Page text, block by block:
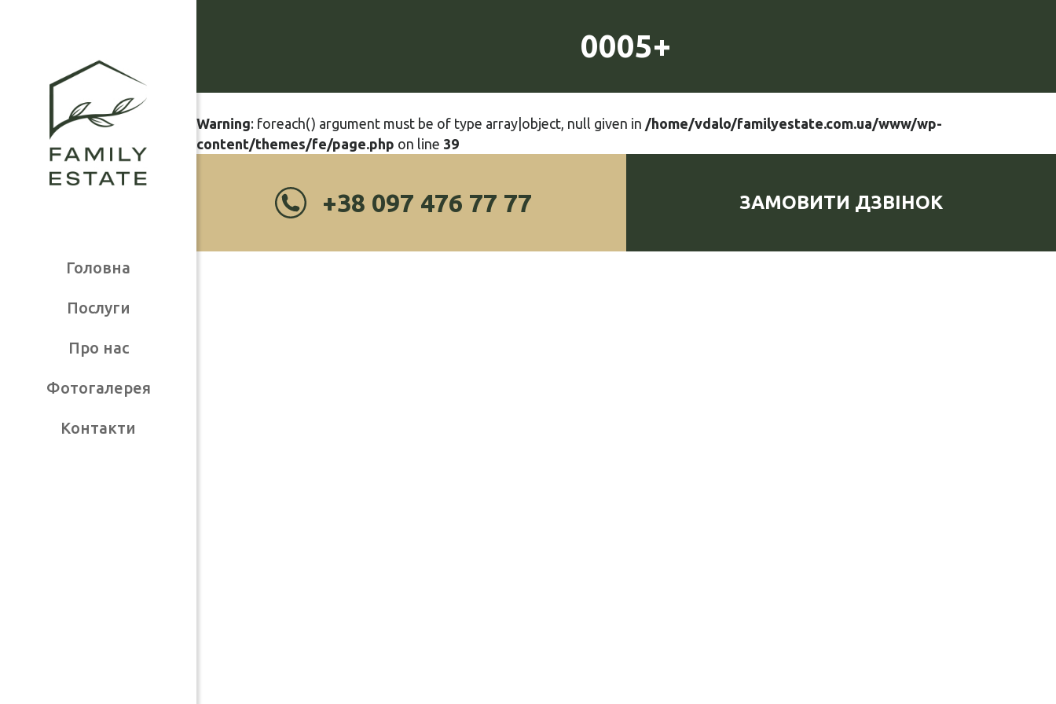
Головна
Послуги
Про нас
Фотогалерея
Контакти
0005+
Warning: foreach() argument must be of type array|object, null given in /home/vdalo/familyestate.com.ua/www/wp-
content/themes/fe/page.php on line 39
+38 097 476 77 77 ЗАМОВИТИ ДЗВІНОК